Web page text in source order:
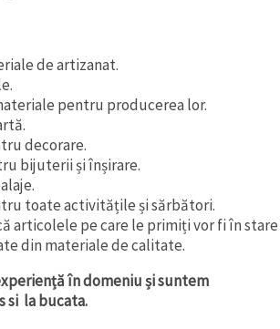
de artizanat.
pentru producerea lor.
decorare.
bijuterii și înșirare.
toate activitățile și sărbători.
articolele pe care le primiți vor fi în stare
din materiale de calitate.
în domeniu și suntem
si la bucata.